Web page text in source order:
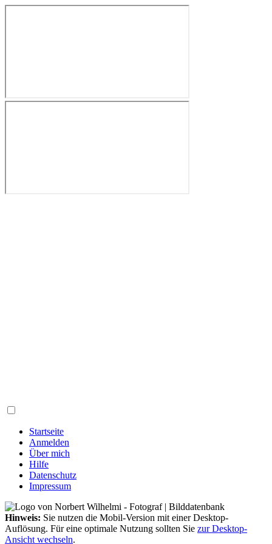
Startseite
Anmelden
Über mich
Hilfe
Datenschutz
Impressum
Hinweis: Sie nutzen die Mobil-Version mit einer Desktop-
Auflösung. Für eine optimale Nutzung sollten Sie zur Desktop-
Ansicht wechseln.